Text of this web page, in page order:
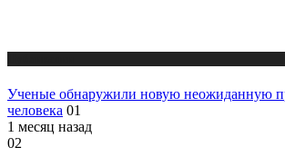
Ученые обнаружили новую неожиданную
человека 01
1 месяц назад
02